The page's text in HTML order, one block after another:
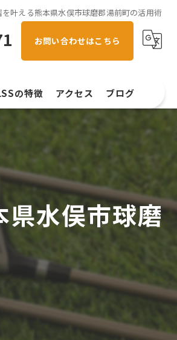
叶える熊本県水俣市球磨郡湯前町の活用術
お問い合わせはこちら
の特徴
スイング解析
ぶら
アクセス ブログ
県水俣市球磨